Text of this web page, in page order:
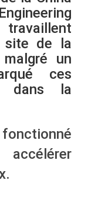
site de la
un
ces
dans la
accélérer